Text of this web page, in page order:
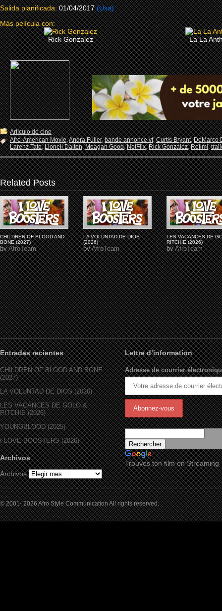
Salida planificada:01/04/2017 (Usa)
Más película con:
Rick Gonzalez
La La
Artículo de cine
Afro-American Movie,Andra Fuller,bande annonce vf,Curtis Bryant,DeMarco
Larenz Tate,Lionell Dalton,Meagan Good,NetFlix,Rick Gonzalez,Rotimi,
Related Posts
CHILDREN OF BLOOD AND
BONE (2027)
byAfroTeam
LA VOLUNTAD DE DIOS
(2026)
byAfroTeam
LES VACANCES DE
RITCHIE (2026)
byAfroTeam
Entradas recientes
CHILDREN OF BLOOD AND BONE
(2027)
LA VOLUNTAD DE DIOS (2026)
LES VACANCES DE GOLO &
RITCHIE (2026)
YOUNGBLOOD (2025)
I LOVE BOOSTERS (2026)
Archivos
Archivos
Lettre d’information
Adresse de courrier
Trouves ton film en Streaming
© 2001- 2026 Afro Style Communication All rights reserved.